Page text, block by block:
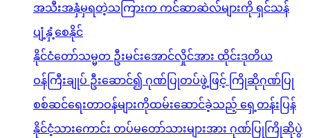
အသီးအနှံမှရတဲ့သကြားက ကင်ဆာဆဲလ်များကို ရှင်သန်
ပျံ့နှံ့စေနိုင်
နိုင်ငံတော်သမ္မတ ဦးမင်းအောင်လှိုင်အား ထိုင်းဒုတိယ
ဝန်ကြီးချုပ် ဦးဆောင်၍ ဂုဏ်ပြုတပ်ဖွဲ့ဖြင့် ကြိုဆိုဂုဏ်ပြု
စစ်ဆင်ရေးတာဝန်များကိုထမ်းဆောင်ခဲ့သည့် ရှေ့တန်းပြန်
နိုင်ငံ့သားကောင်း တပ်မတော်သားများအား ဂုဏ်ပြုကြိုဆိုပွဲ